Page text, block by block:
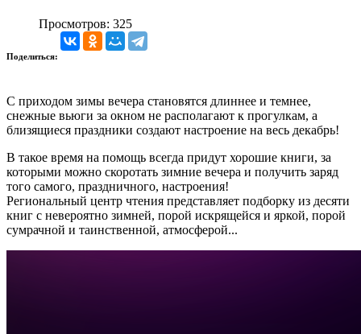
Просмотров: 325
Поделиться:
С приходом зимы вечера становятся длиннее и темнее,
снежные вьюги за окном не располагают к прогулкам, а
близящиеся праздники создают настроение на весь декабрь!
В такое время на помощь всегда придут хорошие книги, за
которыми можно скоротать зимние вечера и получить заряд
того самого, праздничного, настроения!
Региональный центр чтения представляет подборку из десяти
книг с невероятно зимней, порой искрящейся и яркой, порой
сумрачной и таинственной, атмосферой...